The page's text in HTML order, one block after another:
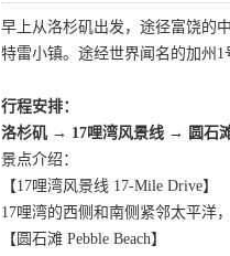
早上从洛杉矶出发，途径富饶的
特雷小镇。途经世界闻名的加州
行程安排：
洛杉矶 → 17哩湾风景线 → 圆石
景点介绍：
【17哩湾风景线 17-Mile Drive】
17哩湾的西侧和南侧紧邻太平洋
【圆石滩 Pebble Beach】